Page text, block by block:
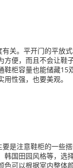
关。平开门的平放
便，而且不会让鞋
柜容量也能储藏15
性强，也要美观。
是注意鞋柜的一些
国田园风格等，选
可以根据室内整体